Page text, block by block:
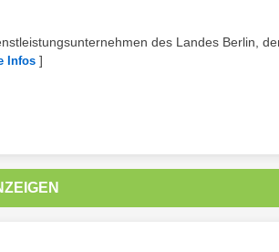
des Landes Berlin,
Infos ]